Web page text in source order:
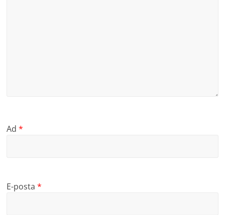
Ad*
E-posta*